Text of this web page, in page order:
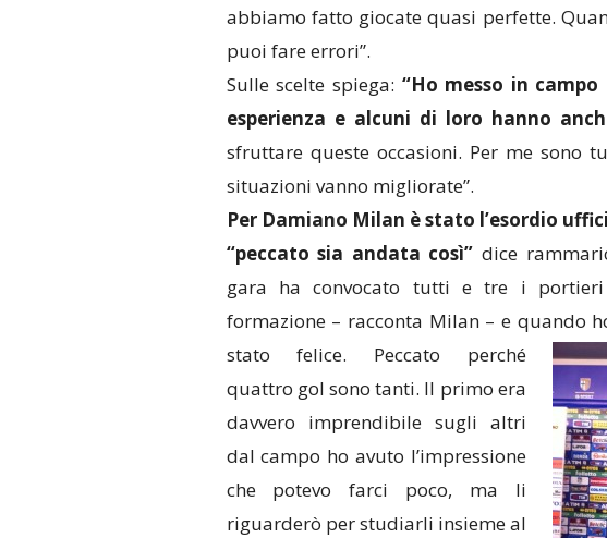
abbiamo fatto giocate quasi perfette.
puoi fare errori”.
Sulle scelte spiega: “Ho messo in
esperienza e alcuni di loro hanno
sfruttare queste occasioni. Per me sono
situazioni vanno migliorate”.
Per Damiano Milan è stato l’esordio
“peccato sia andata così” dice
gara ha convocato tutti e tre i portieri
formazione – racconta Milan – e quando
stato felice. Peccato perché
quattro gol sono tanti. Il primo era
davvero imprendibile sugli altri
dal campo ho avuto l’impressione
che potevo farci poco, ma li
riguarderò per studiarli insieme al